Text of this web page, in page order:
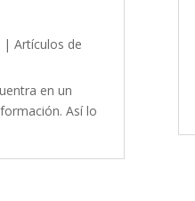
|Artículos de
en un
Así lo